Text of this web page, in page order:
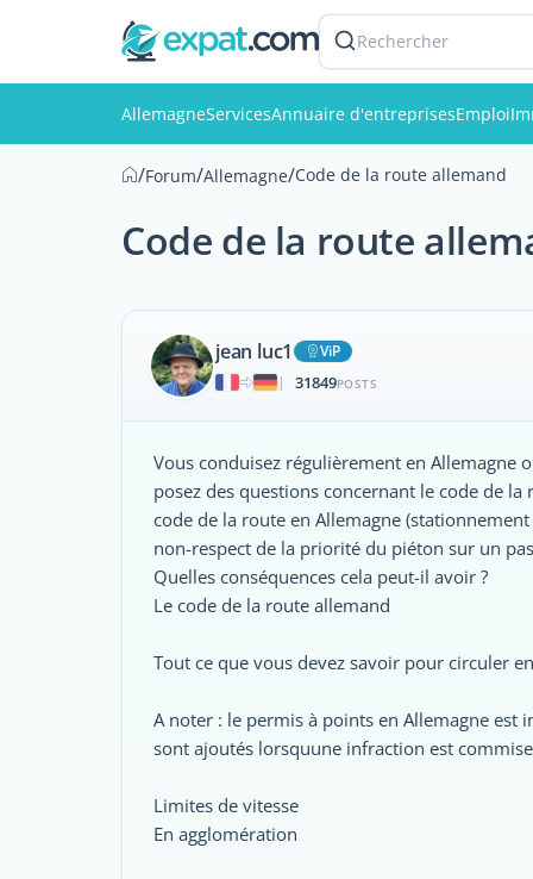
Rechercher
AllemagneServicesAnnuaire d'entreprisesEmploi
/Forum/Allemagne/Code de la route allemand
Code de la route
jean luc1
ViP
|
31849POSTS
Vous conduisez régulièrement en Allemagne
posez des questions concernant le code de
code de la route en Allemagne
non-respect de la priorité du piéton sur un
Quelles conséquences cela peut-il avoir ?
Le code de la route allemand
Tout ce que vous devez savoir pour circuler
A noter : le permis à points en Allemagne est
sont ajoutés lorsquune infraction est
Limites de vitesse
En agglomération